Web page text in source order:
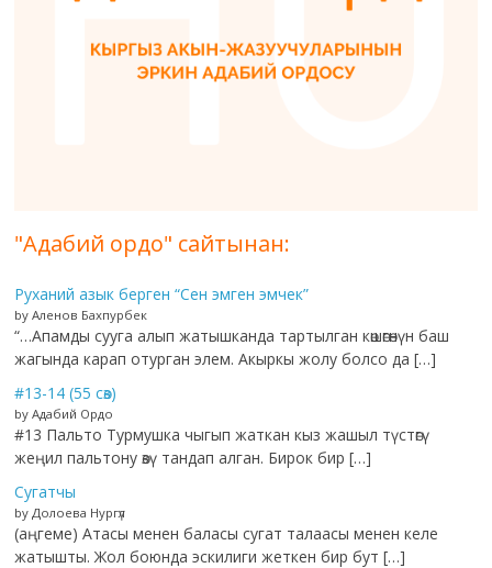
"Адабий ордо" сайтынан:
Руханий азык берген “Сен эмген эмчек”
by Аленов Бахпурбек
“…Апамды сууга алып жатышканда тартылган көшөгөнүн баш
жагында карап отурган элем. Акыркы жолу болсо да […]
#13-14 (55 сөз)
by Адабий Ордо
#13 Пальто Турмушка чыгып жаткан кыз жашыл түстөгү
жеңил пальтону өзү тандап алган. Бирок бир […]
Сугатчы
by Долоева Нургүл
(аңгеме) Атасы менен баласы сугат талаасы менен келе
жатышты. Жол боюнда эскилиги жеткен бир бут […]